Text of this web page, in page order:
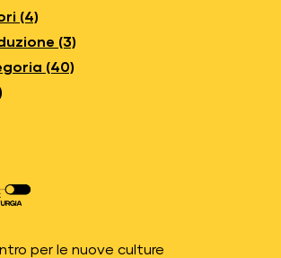
(4)
(3)
(40)
per le nuove culture